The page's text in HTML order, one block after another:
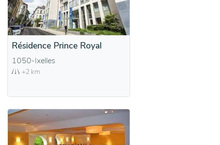
Résidence Prince Royal
1050-Ixelles
+2 km